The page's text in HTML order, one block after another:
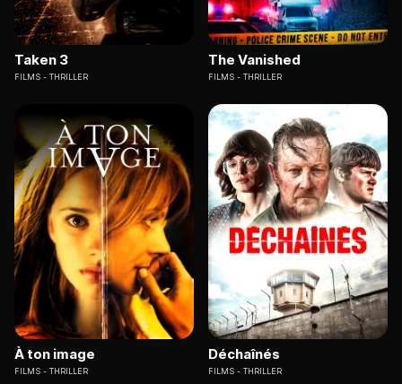
Taken 3
FILMS THRILLER
The Vanished
FILMS THRILLER
À ton image
FILMS THRILLER
Déchaînés
FILMS THRILLER